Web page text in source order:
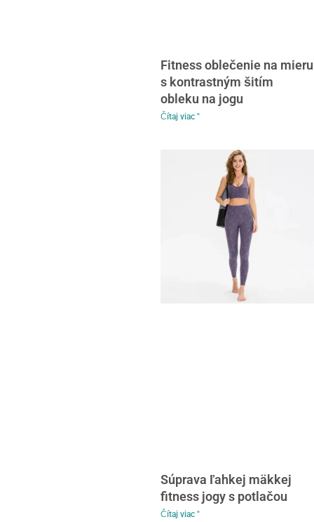
Fitness oblečenie na mieru
s kontrastným šitím
obleku na jogu
Čítaj viac "
Súprava ľahkej mäkkej
fitness jogy s potlačou
Čítaj viac "